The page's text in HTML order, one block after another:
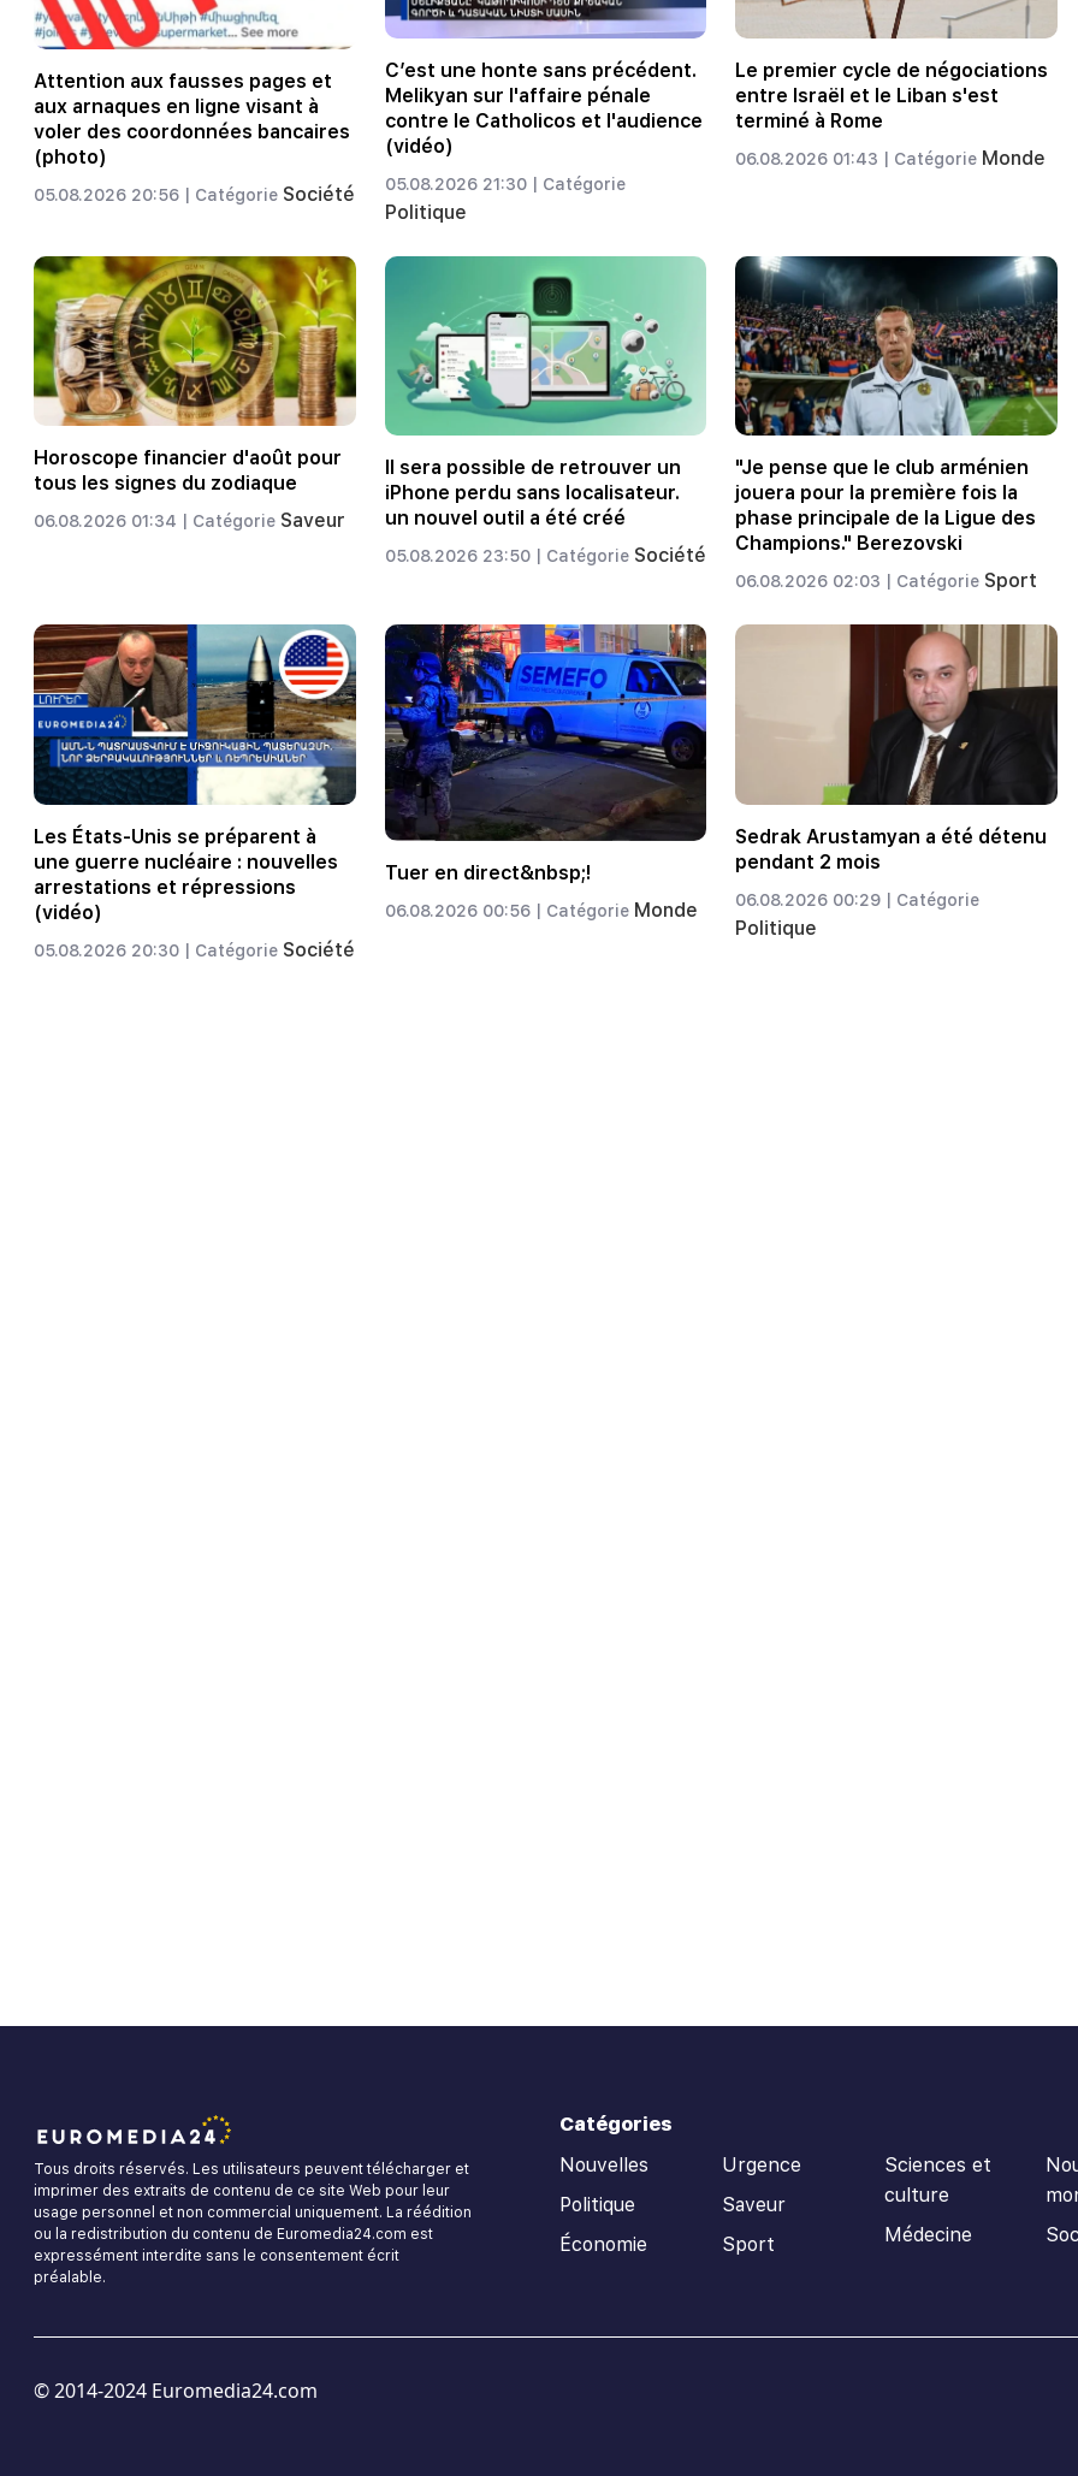
Attention aux fausses pages et
aux arnaques en ligne visant à
voler des coordonnées bancaires
(photo)
05.08.2026 20:56 | Catégorie Société
C’est une honte sans précédent.
Melikyan sur l'affaire pénale
contre le Catholicos et l'audience
(vidéo)
05.08.2026 21:30 | Catégorie
Politique
Le premier cycle de négociations
entre Israël et le Liban s'est
terminé à Rome
06.08.2026 01:43 | Catégorie Monde
Horoscope financier d'août pour
tous les signes du zodiaque
06.08.2026 01:34 | Catégorie Saveur
Il sera possible de retrouver un
iPhone perdu sans localisateur.
un nouvel outil a été créé
05.08.2026 23:50 | Catégorie Société
"Je pense que le club arménien
jouera pour la première fois la
phase principale de la Ligue des
Champions." Berezovski
06.08.2026 02:03 | Catégorie Sport
Les États-Unis se préparent à
une guerre nucléaire : nouvelles
arrestations et répressions
(vidéo)
05.08.2026 20:30 | Catégorie Société
Tuer en direct&nbsp;!
06.08.2026 00:56 | Catégorie Monde
Sedrak Arustamyan a été détenu
pendant 2 mois
06.08.2026 00:29 | Catégorie
Politique
Tous droits réservés. Les utilisateurs peuvent télécharger et
imprimer des extraits de contenu de ce site Web pour leur
usage personnel et non commercial uniquement. La réédition
ou la redistribution du contenu de Euromedia24.com est
expressément interdite sans le consentement écrit
préalable.
Catégories
Nouvelles
Politique
Économie
Urgence
Saveur
Sport
Sciences et
culture
Médecine
© 2014-2024 Euromedia24.com